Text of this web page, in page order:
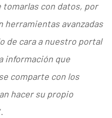
tomarlas con datos, por
herramientas avanzadas
de cara a nuestro portal
información que
comparte con los
hacer su propio